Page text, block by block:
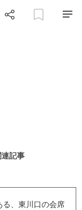
記事
、東川口の会席